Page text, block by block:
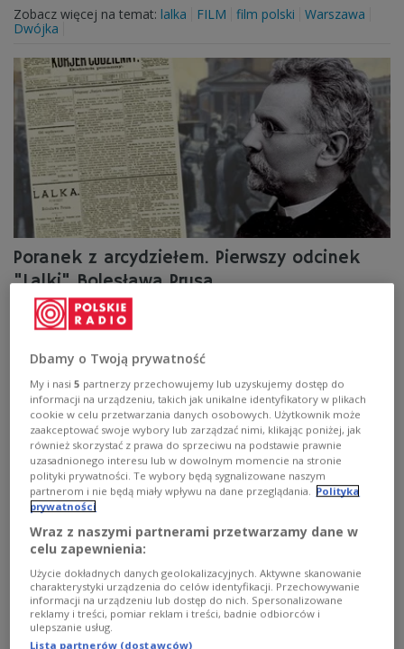
Zobacz więcej na temat: lalka FILM film polski
Warszawa
Dwójka
Poranek z arcydziełem. Pierwszy odcinek
"Lalki" Bolesława Prusa
29 września 1887 roku na pierwszej i drugiej stronie
porannego dodatku "Kuriera Codziennego"
wydrukowano początek nowej powieści Bolesława Prusa
pod tytułem "Lalka". Wtedy nikt nie wiedział jeszcze, z
czym ma do czynienia. Na uznanie "Lalka" musiała
zresztą czekać bardzo długo, nawet po wydaniu
książkowym.
Zobacz więcej na temat:KSIĄŻKA książki literatura proza
lalka pisarz HISTORIA historia Polski
Stanisław Wokulski
Ignacy Rzecki
Eliza Orzeszkowa
Henryk Sienkiewicz
prasa drukowana prasa Gazeta Polska kurier
Dbamy o Twoją prywatność
My i nasi5 partnerzy przechowujemy lub uzyskujemy dostęp do
informacji na urządzeniu, takich jak unikalne identyfikatory w plikach
cookie w celu przetwarzania danych osobowych. Użytkownik może
zaakceptować swoje wybory lub zarządzać nimi, klikając poniżej, jak
również skorzystać z prawa do sprzeciwu na podstawie prawnie
uzasadnionego interesu lub w dowolnym momencie na stronie
polityki prywatności. Te wybory będą sygnalizowane naszym
partnerom i nie będą miały wpływu na dane przeglądania. Polityka
prywatności
Wraz z naszymi partnerami przetwarzamy dane w
celu zapewnienia:
Użycie dokładnych danych geolokalizacyjnych. Aktywne skanowanie
charakterystyki urządzenia do celów identyfikacji. Przechowywanie
informacji na urządzeniu lub dostęp do nich. Spersonalizowane
reklamy i treści, pomiar reklam i treści, badnie odbiorców i
ulepszanie usług.
Lista partnerów (dostawców)